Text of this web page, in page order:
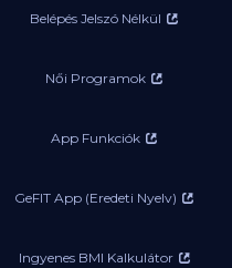
Belépés Jelszó Nélkül
Női Programok
App Funkciók
GeFIT App (Eredeti Nyelv)
Ingyenes BMI Kalkulátor